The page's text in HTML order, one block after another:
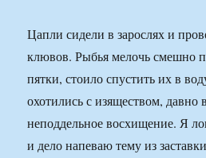
Цапли сидели в зарослях и
клювов. Рыбья мелочь смешно
пятки, стоило спустить их в
охотились с изяществом,
неподдельное восхищение. Я
и дело напеваю тему из